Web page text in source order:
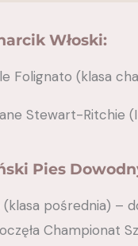
Włoski:
Folignato (klasa
Stewart-Ritchie
Pies
pośrednia) –
Championat